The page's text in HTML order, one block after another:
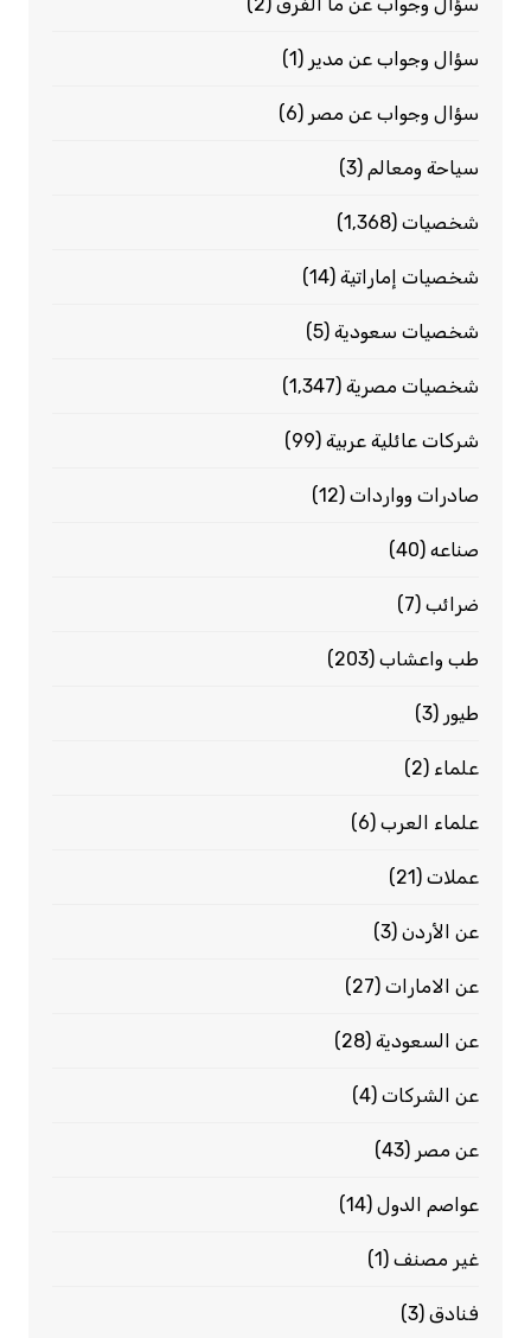
سؤال وجواب عن مدير (1)
سؤال وجواب عن مصر (6)
سياحة ومعالم (3)
شخصيات(1٬368)
شخصيات إماراتية(14)
شخصيات سعودية(5)
شخصيات مصرية(1٬347)
شركات عائلية عربية(99)
صادرات وواردات(12)
صناعه(40)
ضرائب(7)
طب واعشاب(203)
طيور (3)
علماء (2)
علماء العرب(6)
عملات(21)
عن الأردن(3)
عن الامارات(27)
عن السعودية(28)
عن الشركات(4)
عن مصر (43)
عواصم الدول(14)
غير مصنف(1)
فنادق(3)